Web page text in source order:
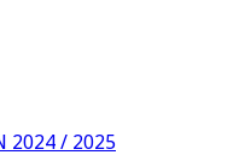
2024 / 2025